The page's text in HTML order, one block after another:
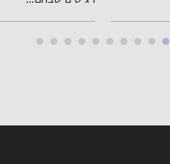
נושא...